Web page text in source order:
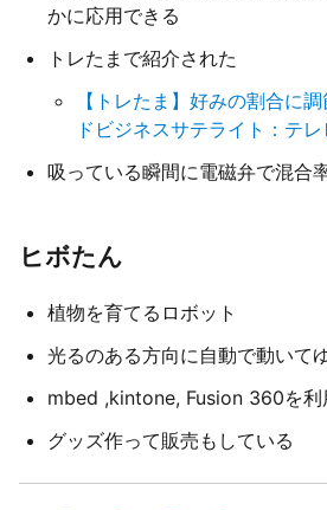
かに応用できる
トレたまで紹介された
【トレたま】好みの割合に
ドビジネスサテライト：テ
吸っている瞬間に電磁弁で混合
ヒボたん
植物を育てるロボット
光るのある方向に自動で動いて
mbed ,kintone, Fusion 360を利
グッズ作って販売もしている